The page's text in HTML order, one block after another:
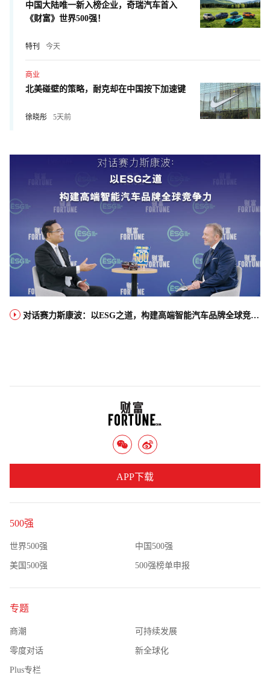
中国大陆唯一新入榜企业，奇瑞汽车首入
《财富》世界500强！
特刊 今天
商业
北美碰壁的策略，耐克却在中国按下加速键
徐晓彤 5天前
对话赛力斯康波：以ESG之道，构建高端智能汽车品牌全球竞争力
500强
世界500强 中国500强
美国500强 500强榜单申报
专题
商潮 可持续发展
零度对话 新全球化
Plus专栏
APP下载